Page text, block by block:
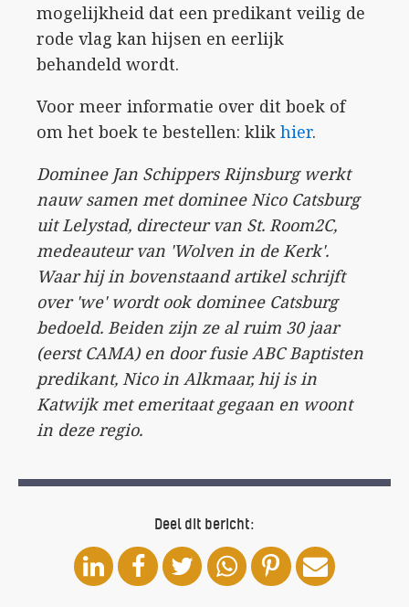
mogelijkheid dat een predikant veilig de
rode vlag kan hijsen en eerlijk
behandeld wordt.
Voor meer informatie over dit boek of
om het boek te bestellen: klik hier.
Dominee Jan Schippers Rijnsburg werkt
nauw samen met dominee Nico Catsburg
uit Lelystad, directeur van St. Room2C,
medeauteur van 'Wolven in de Kerk'.
Waar hij in bovenstaand artikel schrijft
over 'we' wordt ook dominee Catsburg
bedoeld. Beiden zijn ze al ruim 30 jaar
(eerst CAMA) en door fusie ABC Baptisten
predikant, Nico in Alkmaar, hij is in
Katwijk met emeritaat gegaan en woont
in deze regio.
Deel dit bericht: